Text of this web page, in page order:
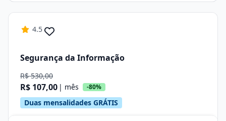
4.5
Segurança da Informação
R$ 530,00
R$ 107,00 | mês -80%
Duas mensalidades GRÁTIS